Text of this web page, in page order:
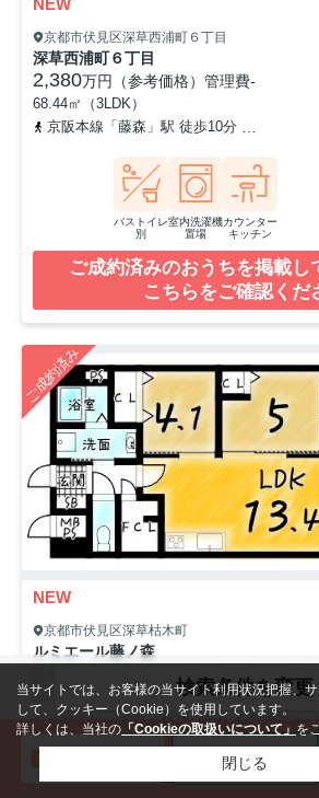
京都市伏見区深草西浦町６丁目
深草西浦町６丁目
2,380万円（参考価格） 管理費-
68.44㎡（3LDK）
京阪本線「藤森」駅 徒歩10分
バストイレ
別
室内洗濯機
置場
カウンター
キッチン
ご成約済みのおうちを掲載し
こちらをご確認くだ
ご成約済み
NEW
京都市伏見区深草枯木町
ルミエール藤ノ森
万円（参考価格） 管理費 7,700円
53.73㎡（2LDK）
京阪本線「藤森」駅 徒歩6分
京阪本線
検索条件を変更
当サイトでは、お客様の当サイト利用状況把握、
して、クッキー（Cookie）を使用しています。
詳しくは、当社の 「Cookieの取扱いについて」を
閉じる